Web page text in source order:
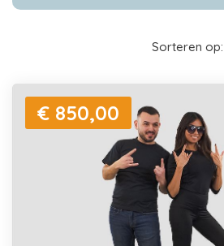
Sorteren op:
€ 850,00